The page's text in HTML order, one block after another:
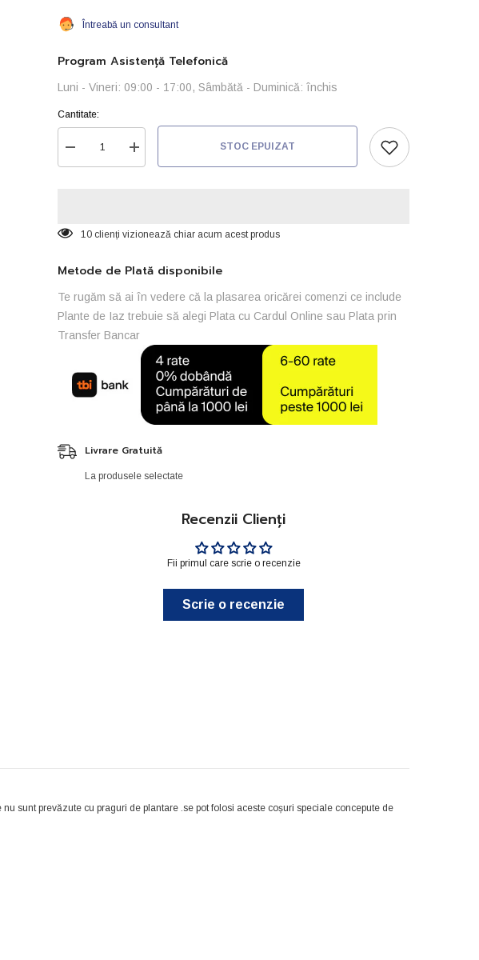
Întreabă un consultant
Program Asistență Telefonică
Luni - Vineri: 09:00 - 17:00, Sâmbătă - Duminică: închis
Cantitate:
Reduceți
cantitatea
40x40x28cm
Creșteți
cantitatea
40x40x28cm
STOC EPUIZAT
10 clienți vizionează chiar acum acest produs
Metode de Plată disponibile
Te rugăm să ai în vedere că la plasarea oricărei comenzi ce include
Plante de Iaz trebuie să alegi Plata cu Cardul Online sau Plata prin
Transfer Bancar
Livrare Gratuită
La produsele selectate
Recenzii Clienți
Fii primul care scrie o recenzie
Scrie o recenzie
sunt prevăzute cu praguri de plantare .se pot folosi aceste coșuri speciale concepute de